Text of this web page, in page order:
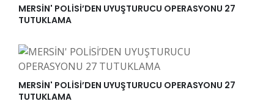
MERSİN' POLİSİ’DEN UYUŞTURUCU OPERASYONU 27
TUTUKLAMA
MERSİN' POLİSİ’DEN UYUŞTURUCU OPERASYONU 27
TUTUKLAMA